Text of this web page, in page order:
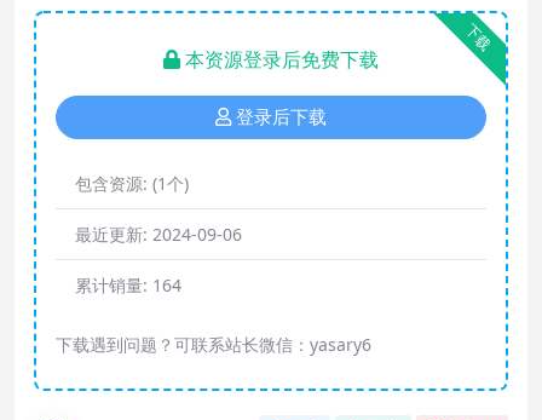
下载
本资源登录后免费下载
登录后下载
包含资源: (1个)
最近更新: 2024-09-06
累计销量: 164
下载遇到问题？可联系站长微信：yasary6